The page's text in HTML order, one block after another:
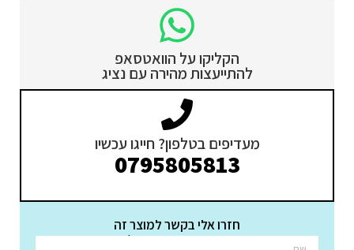
הקליקו על הוואטסאפ
להתייעצות מהירה עם נציג
מעדיפים בטלפון? חייגו עכשיו
0795805813
חזרו אלי בקשר למוצר זה
השאירו פרטים ונציגינו יחזרו אליכם בהקדם